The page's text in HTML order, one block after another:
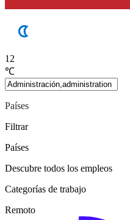
12
℃
Países
Filtrar
Países
Descubre todos los empleos
Categorías de trabajo
Remoto